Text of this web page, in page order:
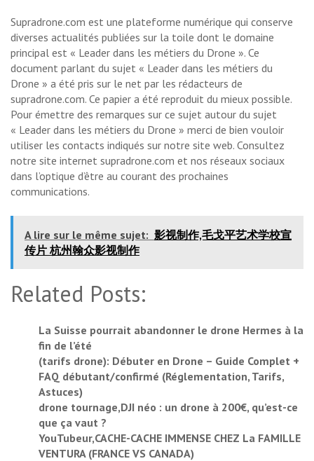
Supradrone.com est une plateforme numérique qui conserve
diverses actualités publiées sur la toile dont le domaine
principal est « Leader dans les métiers du Drone ». Ce
document parlant du sujet « Leader dans les métiers du
Drone » a été pris sur le net par les rédacteurs de
supradrone.com. Ce papier a été reproduit du mieux possible.
Pour émettre des remarques sur ce sujet autour du sujet
« Leader dans les métiers du Drone » merci de bien vouloir
utiliser les contacts indiqués sur notre site web. Consultez
notre site internet supradrone.com et nos réseaux sociaux
dans l’optique d’être au courant des prochaines
communications.
A lire sur le même sujet: 影视制作,毛戈平艺术学校宣
传片 杭州翰众影视制作
Related Posts:
La Suisse pourrait abandonner le drone Hermes à la
fin de l’été
(tarifs drone): Débuter en Drone – Guide Complet +
FAQ débutant/confirmé (Réglementation, Tarifs,
Astuces)
drone tournage,DJI néo : un drone à 200€, qu’est-ce
que ça vaut ?
YouTubeur,CACHE-CACHE IMMENSE CHEZ La FAMILLE
VENTURA (FRANCE VS CANADA)